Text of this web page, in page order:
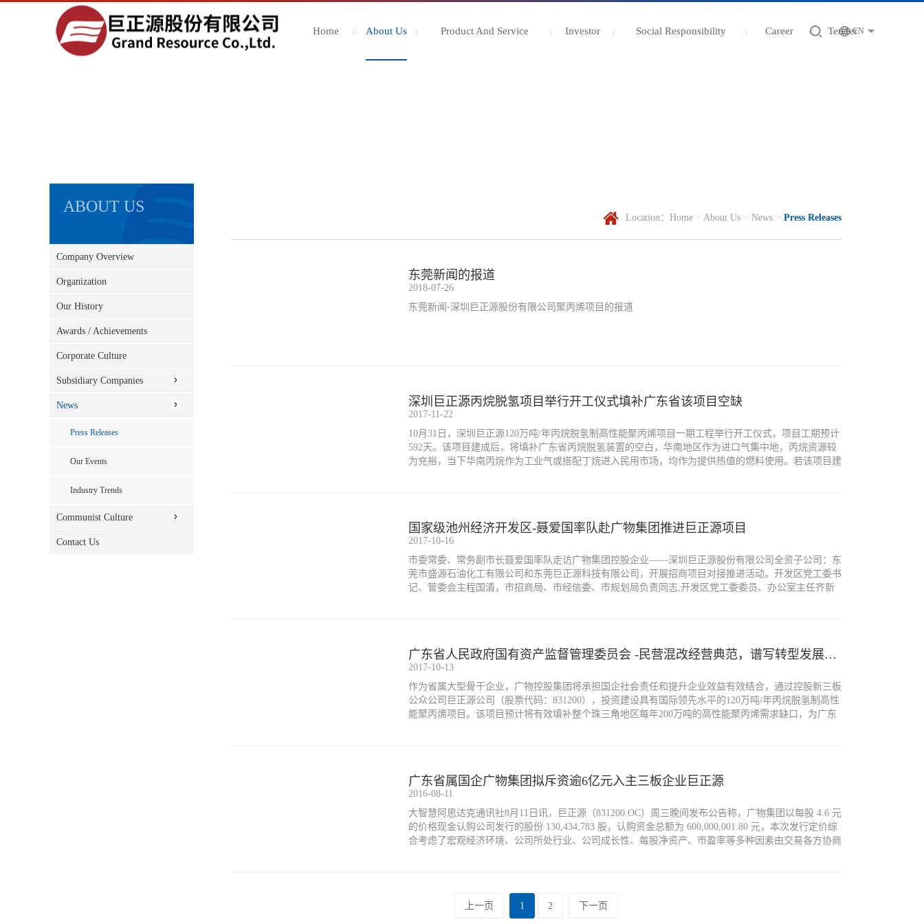
Home About Us Product And Service Investor Social Responsibility Career TenderCN
ABOUT US
Company Overview
Organization
Our History
Awards / Achievements
Corporate Culture
Subsidiary Companies
News
Press Releases
Our Events
Industry Trends
Communist Culture
Contact Us
Location： Home > About Us > News > Press Releases
东莞新闻的报道
2018-07-26
东莞新闻-深圳巨正源股份有限公司聚丙烯项目的报道
深圳巨正源丙烷脱氢项目举行开工仪式填补广东省该项目空缺
2017-11-22
10月31日，深圳巨正源120万吨/年丙烷脱氢制高性能聚丙烯项目一期工程举行开工仪式，项目工期预计
592天。该项目建成后，将填补广东省丙烷脱氢装置的空白，华南地区作为进口气集中地，丙烷资源较
为充裕，当下华南丙烷作为工业气或搭配丁烷进入民用市场，均作为提供热值的燃料使用。若该项目建
国家级池州经济开发区-聂爱国率队赴广物集团推进巨正源项目
2017-10-16
市委常委、常务副市长聂爱国率队走访广物集团控股企业——深圳巨正源股份有限公司全资子公司：东
莞市盛源石油化工有限公司和东莞巨正源科技有限公司，开展招商项目对接推进活动。开发区党工委书
记、管委会主程国清，市招商局、市经信委、市规划局负责同志,开发区党工委委员、办公室主任齐新
广东省人民政府国有资产监督管理委员会 -民营混改经营典范，谱写转型发展新篇章
2017-10-13
作为省属大型骨干企业，广物控股集团将承担国企社会责任和提升企业效益有效结合，通过控股新三板
公众公司巨正源公司（股票代码：831200），投资建设具有国际领先水平的120万吨/年丙烷脱氢制高性
能聚丙烯项目。该项目预计将有效填补整个珠三角地区每年200万吨的高性能聚丙烯需求缺口，为广东
广东省属国企广物集团拟斥资逾6亿元入主三板企业巨正源
2016-08-11
大智慧阿思达克通讯社8月11日讯，巨正源（831200.OC）周三晚间发布公告称，广物集团以每股 4.6 元
的价格现金认购公司发行的股份 130,434,783 股，认购资金总额为 600,000,001.80 元，本次发行定价综
合考虑了宏观经济环境、公司所处行业、公司成长性、每股净资产、市盈率等多种因素由交易各方协商
上一页 1 2 下一页